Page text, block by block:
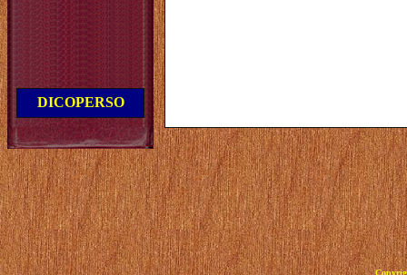
DICOPERSO